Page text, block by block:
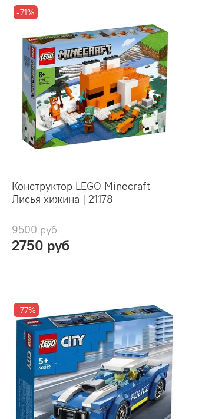
-71%
Конструктор LEGO Minecraft
Лисья хижина | 21178
9500 руб
2750 руб
-77%